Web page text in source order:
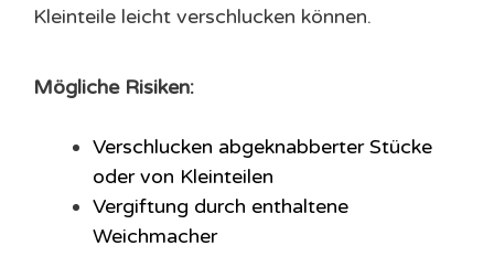
Kleinteile leicht verschlucken können.
Mögliche Risiken:
Verschlucken abgeknabberter Stücke
oder von Kleinteilen
Vergiftung durch enthaltene
Weichmacher